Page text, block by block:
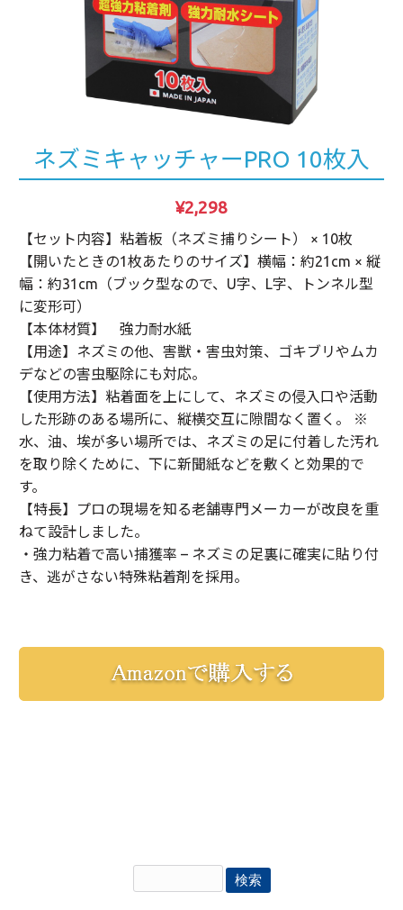
ネズミキャッチャーPRO 10枚入
¥2,298
【セット内容】粘着板（ネズミ捕りシート） × 10枚
【開いたときの1枚あたりのサイズ】横幅：約21cm × 縦
幅：約31cm（ブック型なので、U字、L字、トンネル型
に変形可）
【本体材質】 強力耐水紙
【用途】ネズミの他、害獣・害虫対策、ゴキブリやムカ
デなどの害虫駆除にも対応。
【使用方法】粘着面を上にして、ネズミの侵入口や活動
した形跡のある場所に、縦横交互に隙間なく置く。 ※
水、油、埃が多い場所では、ネズミの足に付着した汚れ
を取り除くために、下に新聞紙などを敷くと効果的で
す。
【特長】プロの現場を知る老舗専門メーカーが改良を重
ねて設計しました。
・強力粘着で高い捕獲率 – ネズミの足裏に確実に貼り付
き、逃がさない特殊粘着剤を採用。